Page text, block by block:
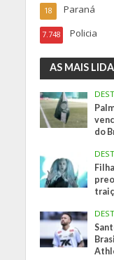
Paraná
18
Policia
7.748
AS MAIS
do